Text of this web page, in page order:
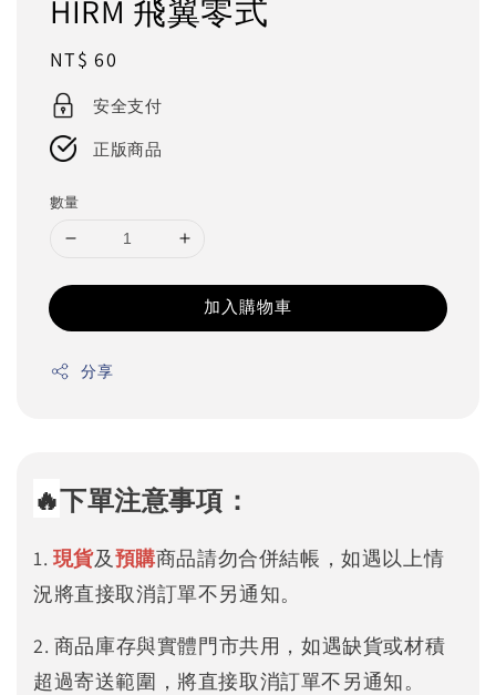
HIRM 飛翼零式
Regular
price
NT$ 60
安全支付
正版商品
數量
加入購物車
分享
🔥下單注意事項：
1. 現貨及預購商品請勿合併結帳，如遇以上情
況將直接取消訂單不另通知。
2. 商品庫存與實體門市共用，如遇缺貨或材積
超過寄送範圍，將直接取消訂單不另通知。